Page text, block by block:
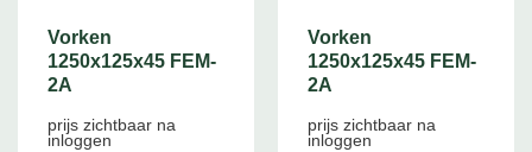
Vorken
1250x125x45 FEM-
2A
prijs zichtbaar na
inloggen
Vorken
1250x125x45 FEM-
2A
prijs zichtbaar na
inloggen